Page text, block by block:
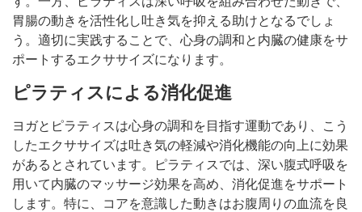
胃腸の動きを活性化し吐き気を抑える助けとなるでしょ
う。適切に実践することで、心身の調和と内臓の健康をサ
ポートするエクササイズになります。
ピラティスによる消化促進
ヨガとピラティスは心身の調和を目指す運動であり、こう
したエクササイズは吐き気の軽減や消化機能の向上に効果
があるとされています。ピラティスでは、深い腹式呼吸を
用いて内臓のマッサージ効果を高め、消化促進をサポート
します。特に、コアを意識した動きはお腹周りの血流を良